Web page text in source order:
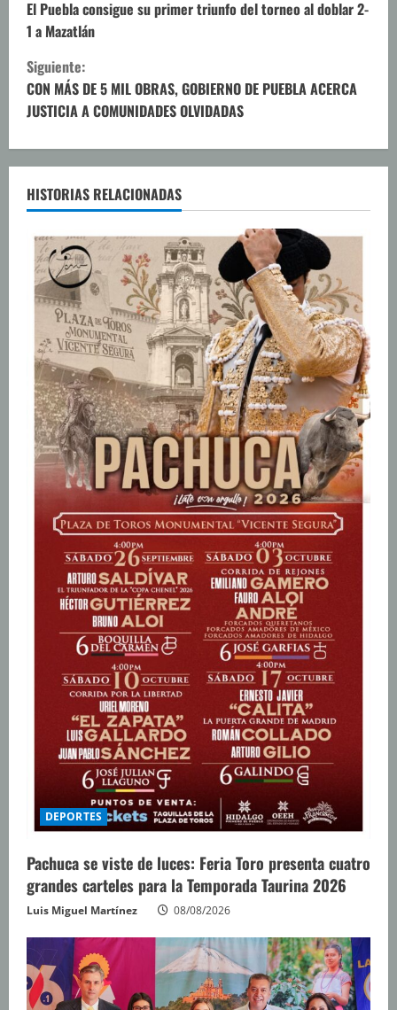
i
g
u
e
l
e
y
e
n
d
o
El Puebla consigue su primer triunfo del torneo al doblar 2-
1 a Mazatlán
Siguiente:
CON MÁS DE 5 MIL OBRAS, GOBIERNO DE PUEBLA ACERCA
JUSTICIA A COMUNIDADES OLVIDADAS
HISTORIAS RELACIONADAS
DEPORTES
Pachuca se viste de luces: Feria Toro presenta cuatro
grandes carteles para la Temporada Taurina 2026
Luis Miguel Martínez 08/08/2026